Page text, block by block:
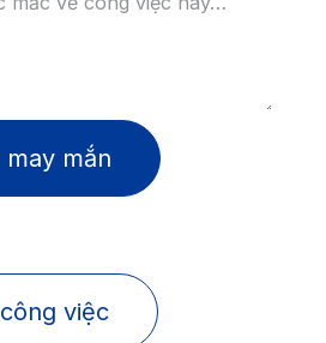
may mắn
việc